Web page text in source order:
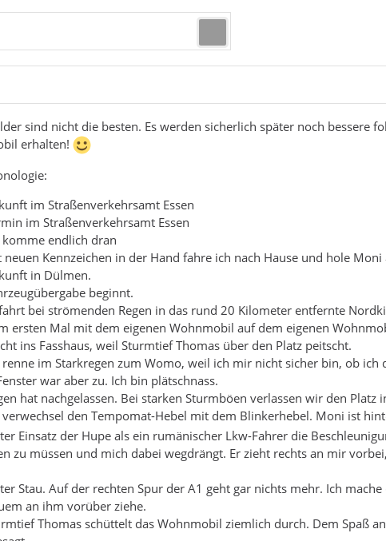
sind nicht die besten. Es werden sicherlich später noch bessere
erhalten!
im Straßenverkehrsamt Essen
im Straßenverkehrsamt Essen
endlich dran
Kennzeichen in der Hand fahre ich nach Hause und hole Moni
in Dülmen.
beginnt.
bei strömenden Regen in das rund 20 Kilometer entfernte
ersten Mal mit dem eigenen Wohnmobil auf dem eigenen
ins Fasshaus, weil Sturmtief Thomas über den Platz peitscht.
im Starkregen zum Womo, weil ich mir nicht sicher bin, ob ich
war aber zu. Ich bin plätschnass.
hat nachgelassen. Bei starken Sturmböen verlassen wir den
den Tempomat-Hebel mit dem Blinkerhebel. Moni ist
Einsatz der Hupe als ein rumänischer Lkw-Fahrer die
zu müssen und mich dabei wegdrängt. Er zieht rechts an mir
Stau. Auf der rechten Spur der A1 geht gar nichts mehr. Ich
an ihm vorüber ziehe.
Thomas schüttelt das Wohnmobil ziemlich durch. Dem Spaß